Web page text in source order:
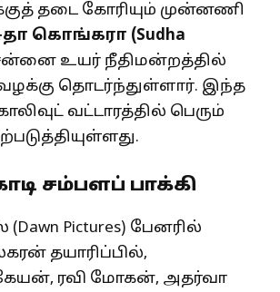
தடை கோரியும் முன்னணி
கொங்கரா (Sudha
உயர் நீதிமன்றத்தில்
வழக்கு தொடர்ந்துள்ளார். இந்த
வட்டாரத்தில் பெரும்
சம்பளப் பாக்கி
Pictures) பேனரில்
தயாரிப்பில்,
ரவி மோகன், அதர்வா